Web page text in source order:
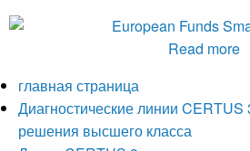
Read more
главная страница
Диагностические линии CERTUS
решения высшего класса